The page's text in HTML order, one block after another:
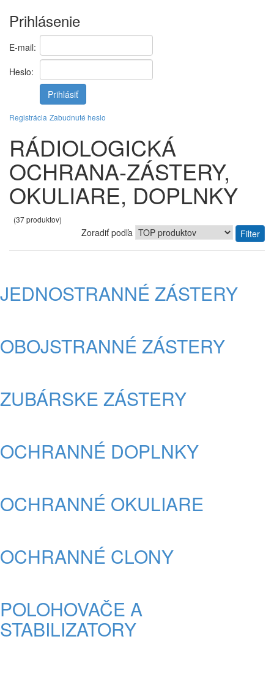
Prihlásenie
E-mail:
Heslo:
Prihlásiť
Registrácia Zabudnuté heslo
RÁDIOLOGICKÁ
OCHRANA-ZÁSTERY,
OKULIARE, DOPLNKY
(37 produktov)
Filter
Zoradiť podľa
JEDNOSTRANNÉ ZÁSTERY
OBOJSTRANNÉ ZÁSTERY
ZUBÁRSKE ZÁSTERY
OCHRANNÉ DOPLNKY
OCHRANNÉ OKULIARE
OCHRANNÉ CLONY
POLOHOVAČE A
STABILIZATORY